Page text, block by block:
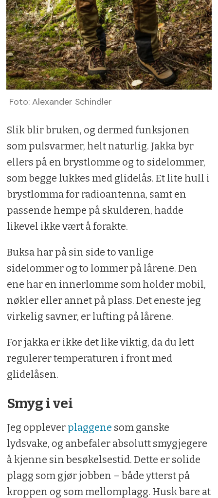
Foto: Alexander Schindler
Slik blir bruken, og dermed funksjonen
som pulsvarmer, helt naturlig. Jakka byr
ellers på en brystlomme og to sidelommer,
som begge lukkes med glidelås. Et lite hull i
brystlomma for radioantenna, samt en
passende hempe på skulderen, hadde
likevel ikke vært å forakte.
Buksa har på sin side to vanlige
sidelommer og to lommer på lårene. Den
ene har en innerlomme som holder mobil,
nøkler eller annet på plass. Det eneste jeg
virkelig savner, er lufting på lårene.
For jakka er ikke det like viktig, da du lett
regulerer temperaturen i front med
glidelåsen.
Smyg i vei
Jeg opplever plaggene som ganske
lydsvake, og anbefaler absolutt smygjegere
å kjenne sin besøkelsestid. Dette er solide
plagg som gjør jobben – både ytterst på
kroppen og som mellomplagg. Husk bare at